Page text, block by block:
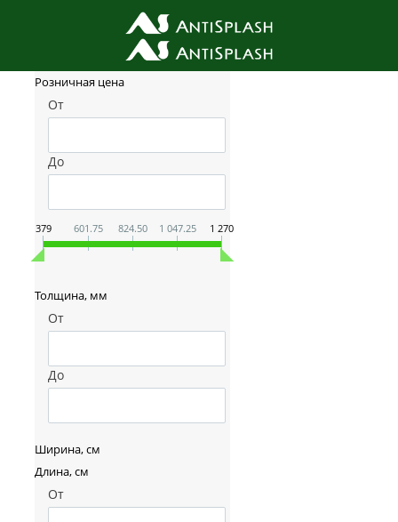
Фильтр товаров
Розничная цена
От
До
379 601.75 824.50 1 047.25 1 270
Толщина, мм
От
До
Ширина, см
Длина, см
От